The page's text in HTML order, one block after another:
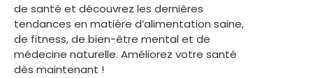
de santé et découvrez les dernières
tendances en matière d’alimentation saine,
de fitness, de bien-être mental et de
médecine naturelle. Améliorez votre santé
dès maintenant !